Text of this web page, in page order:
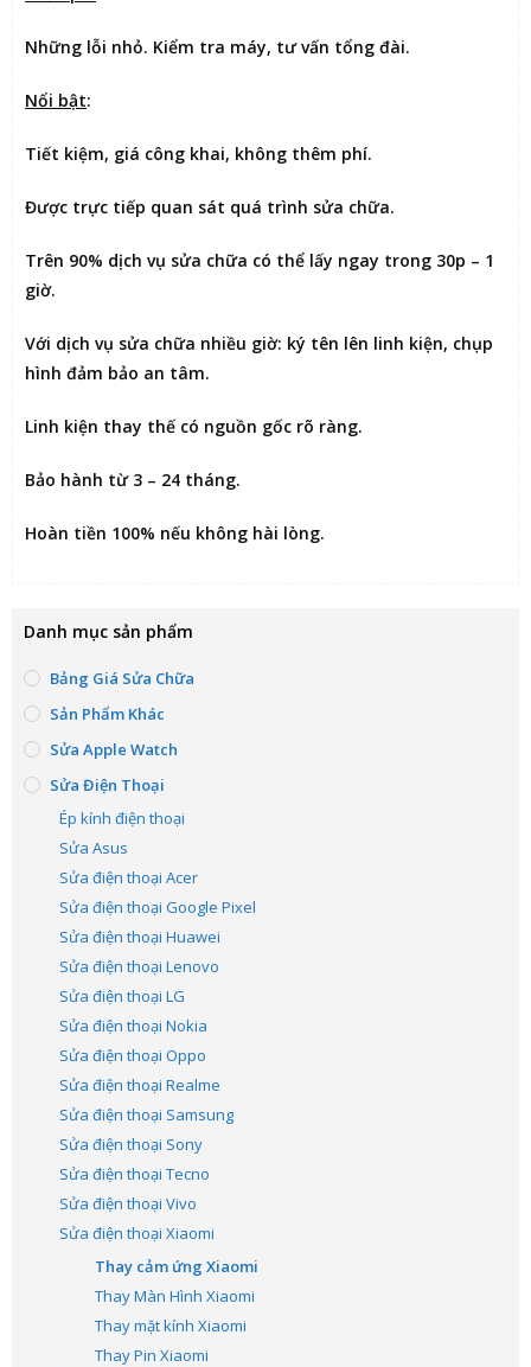
Những lỗi nhỏ. Kiểm tra máy, tư vấn tổng đài.
Nổi bật:
Tiết kiệm, giá công khai, không thêm phí.
Được trực tiếp quan sát quá trình sửa chữa.
Trên 90% dịch vụ sửa chữa có thể lấy ngay trong 30p – 1
giờ.
Với dịch vụ sửa chữa nhiều giờ: ký tên lên linh kiện, chụp
hình đảm bảo an tâm.
Linh kiện thay thế có nguồn gốc rõ ràng.
Bảo hành từ 3 – 24 tháng.
Hoàn tiền 100% nếu không hài lòng.
Danh mục sản phẩm
Bảng Giá Sửa Chữa
Sản Phẩm Khác
Sửa Apple Watch
Sửa Điện Thoại
Ép kính điện thoại
Sửa Asus
Sửa điện thoại Acer
Sửa điện thoại Google Pixel
Sửa điện thoại Huawei
Sửa điện thoại Lenovo
Sửa điện thoại LG
Sửa điện thoại Nokia
Sửa điện thoại Oppo
Sửa điện thoại Realme
Sửa điện thoại Samsung
Sửa điện thoại Sony
Sửa điện thoại Tecno
Sửa điện thoại Vivo
Sửa điện thoại Xiaomi
Thay cảm ứng Xiaomi
Thay Màn Hình Xiaomi
Thay mặt kính Xiaomi
Thay Pin Xiaomi